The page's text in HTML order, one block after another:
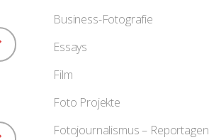
Business-Fotografie
Essays
Film
Foto Projekte
Fotojournalismus – Reportagen